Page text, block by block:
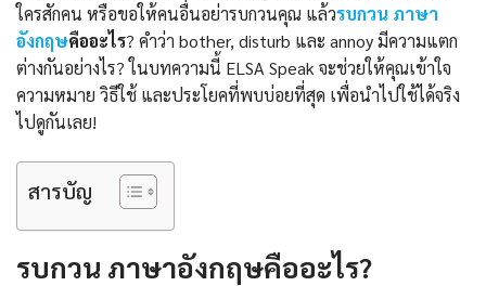
ใครสักคน หรือขอให้คนอื่นอย่ารบกวนคุณ แล้วรบกวน ภาษา
อังกฤษคืออะไร? คำว่า bother, disturb และ annoy มีความแตก
ต่างกันอย่างไร? ในบทความนี้ ELSA Speak จะช่วยให้คุณเข้าใจ
ความหมาย วิธีใช้ และประโยคที่พบบ่อยที่สุด เพื่อนำไปใช้ได้จริง
ไปดูกันเลย!
สารบัญ
รบกวน ภาษาอังกฤษคืออะไร?